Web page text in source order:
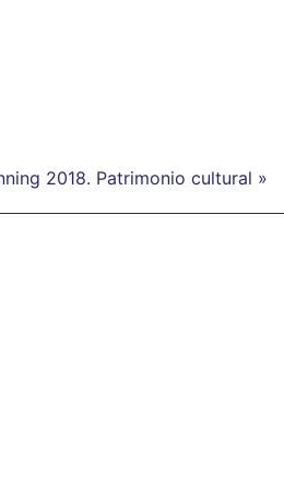
2018. Patrimonio cultural »